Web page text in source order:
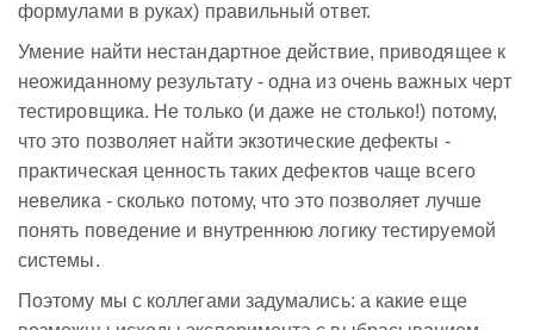
формулами в руках) правильный ответ.
Умение найти нестандартное действие, приводящее к
неожиданному результату - одна из очень важных черт
тестировщика. Не только (и даже не столько!) потому,
что это позволяет найти экзотические дефекты -
практическая ценность таких дефектов чаще всего
невелика - сколько потому, что это позволяет лучше
понять поведение и внутреннюю логику тестируемой
системы.
Поэтому мы с коллегами задумались: а какие еще